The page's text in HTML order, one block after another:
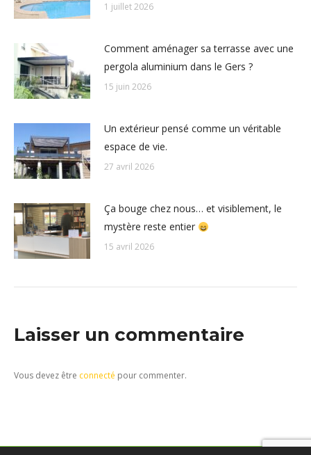
1 juillet 2026
Comment aménager sa terrasse avec une
pergola aluminium dans le Gers ?
15 juin 2026
Un extérieur pensé comme un véritable
espace de vie.
27 avril 2026
Ça bouge chez nous… et visiblement, le
mystère reste entier
15 avril 2026
Laisser un commentaire
Vous devez être connecté pour commenter.